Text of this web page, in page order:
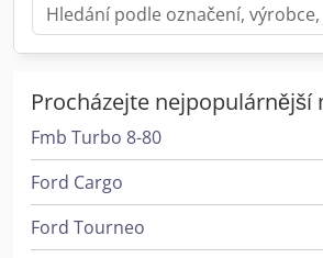
Procházejte nejpopulárnější
Fmb Turbo 8-80
Ford Cargo
Ford Tourneo